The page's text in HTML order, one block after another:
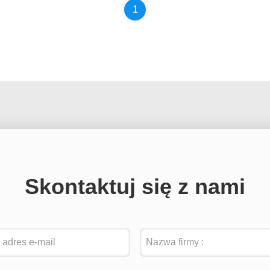
1
Skontaktuj się z nami